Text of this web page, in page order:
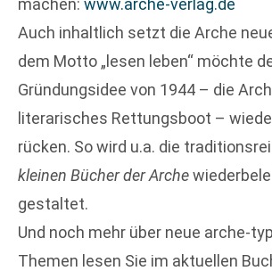
machen: www.arche-verlag.de
Auch inhaltlich setzt die Arche
dem Motto „lesen leben“ möchte
Gründungsidee von 1944 – die
literarisches Rettungsboot –
rücken. So wird u.a. die
kleinen Bücher der Arche
gestaltet.
Und noch mehr über neue arche-
Themen lesen Sie im aktuellen